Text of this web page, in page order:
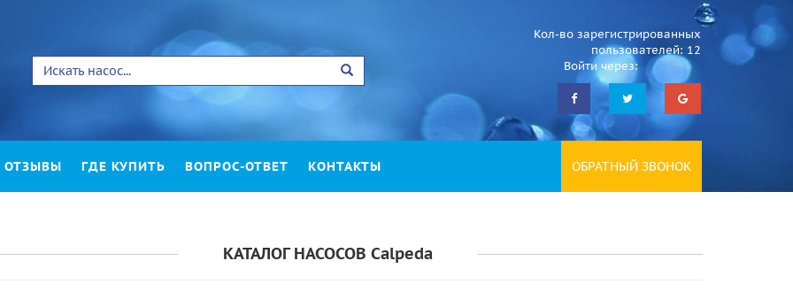
Кол-во зарегистрированных
пользователей: 12
Войти через:
ОТЗЫВЫ ГДЕ КУПИТЬ ВОПРОС-ОТВЕТ КОНТАКТЫ ОБРАТНЫЙ ЗВОНОК
КАТАЛОГ НАСОСОВ Calpeda